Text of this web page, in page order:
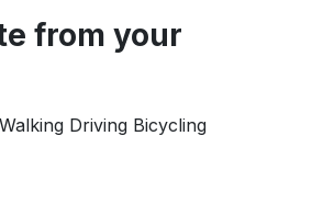
from your
Walking Driving Bicycling